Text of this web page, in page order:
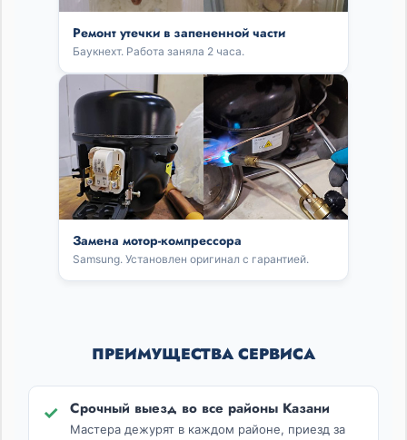
Ремонт утечки в запененной части
Баукнехт. Работа заняла 2 часа.
Замена мотор-компрессора
Samsung. Установлен оригинал с гарантией.
ПРЕИМУЩЕСТВА СЕРВИСА
✓ Срочный выезд во все районы Казани
Мастера дежурят в каждом районе, приезд за